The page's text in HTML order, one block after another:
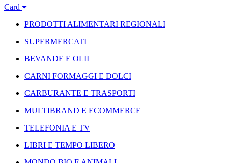
Card
PRODOTTI ALIMENTARI REGIONALI
SUPERMERCATI
BEVANDE E OLII
CARNI FORMAGGI E DOLCI
CARBURANTE E TRASPORTI
MULTIBRAND E ECOMMERCE
TELEFONIA E TV
LIBRI E TEMPO LIBERO